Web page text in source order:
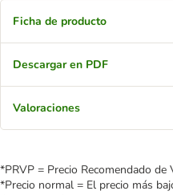
Ficha de producto
Descargar en PDF
Valoraciones
*PRVP = Precio Recomendado
*Precio normal = El precio más